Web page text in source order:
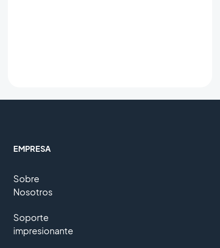
EMPRESA
Sobre
Nosotros
Soporte
impresionante